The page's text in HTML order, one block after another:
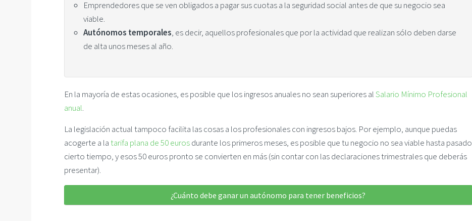
Emprendedores que se ven obligados a pagar sus cuotas a la seguridad social antes de que su negocio sea
viable.
Autónomos temporales, es decir, aquellos profesionales que por la actividad que realizan sólo deben darse
de alta unos meses al año.
En la mayoría de estas ocasiones, es posible que los ingresos anuales no sean superiores alSalario Mínimo Profesional
anual.
La legislación actual tampoco facilita las cosas a los profesionales con ingresos bajos. Por ejemplo, aunque puedas
acogerte a latarifa plana de 50 eurosdurante los primeros meses, es posible que tu negocio no sea viable hasta pasado
cierto tiempo, y esos 50 euros pronto se convierten en más (sin contar con las declaraciones trimestrales que deberás
presentar).
¿Cuánto debe ganar un autónomo para tener beneficios?